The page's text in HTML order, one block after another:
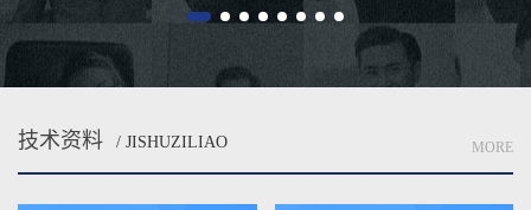
技术资料 / JISHUZILIAO MORE